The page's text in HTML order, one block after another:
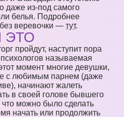
даже из-под самого
белья. Подробнее
веревочки — тут.
ЭТО
пройдут, наступит пора
называемая
момент многие девушки,
с любимым парнем (даже
начинают жалеть
в своей голове бывшего
можно было сделать
начать или продолжить